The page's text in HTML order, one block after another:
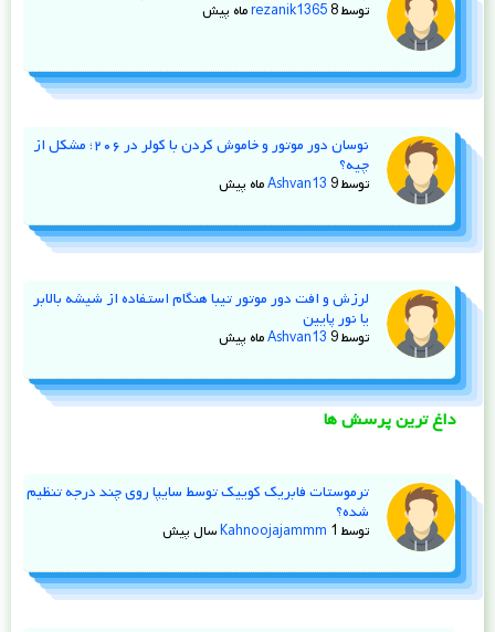
توسط rezanik1365 8 ماه پیش
نوسان دور موتور و خاموش کردن با کولر در ۲۰۶؛ مشکل از
چیه؟
توسط Ashvan13 9 ماه پیش
لرزش و افت دور موتور تیبا هنگام استفاده از شیشه‌ بالابر
یا نور پایین
توسط Ashvan13 9 ماه پیش
داغ ترین پرسش ها
ترموستات فابریک کوییک توسط سایپا روی چند درجه تنظیم
شده؟
توسط Kahnoojajammm 1 سال پیش